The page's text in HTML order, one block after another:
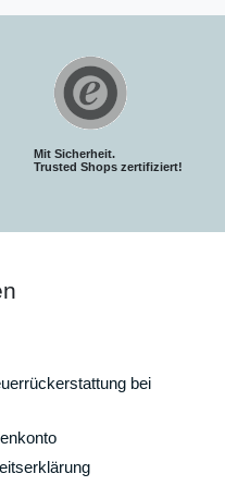
Mit Sicherheit.
Trusted Shops zertifiziert!
bei